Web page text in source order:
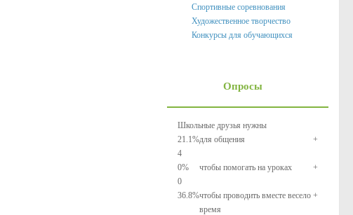
Спортивные соревнования
Художественное творчество
Конкурсы для обучающихся
Опросы
Школьные друзья нужны
21.1%для общения
+
4
0% чтобы помогать на уроках
+
0
36.8%чтобы проводить вместе весело
время
+